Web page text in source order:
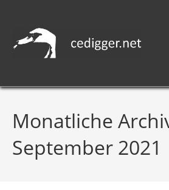
Monatliche
September 2021